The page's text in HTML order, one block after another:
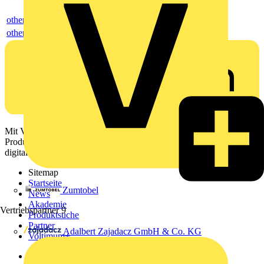
Zumtobel
Vertriebspartner 9
Adalbert Zajadacz GmbH & Co. KG
others
others
Mit Voltimum erhalten Elektrofachkräfte Zugang zu Branchennews,
Produktinformationen, Schulungen und Tools – alles auf einer
digitalen Plattform und Community.
Sitemap
Startseite
News
Akademie
Produktsuche
Partner
Voltimum+